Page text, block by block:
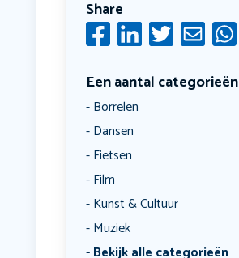
Share
Een aantal categorieën
Borrelen
Dansen
Fietsen
Film
Kunst & Cultuur
Muziek
Bekijk alle categorieën